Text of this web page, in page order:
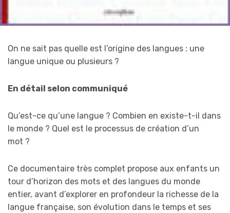
On ne sait pas quelle est l’origine des langues : une
langue unique ou plusieurs ?
En détail selon communiqué
Qu’est-ce qu’une langue ? Combien en existe-t-il dans
le monde ? Quel est le processus de création d’un
mot ?
Ce documentaire très complet propose aux enfants un
tour d’horizon des mots et des langues du monde
entier, avant d’explorer en profondeur la richesse de la
langue française, son évolution dans le temps et ses